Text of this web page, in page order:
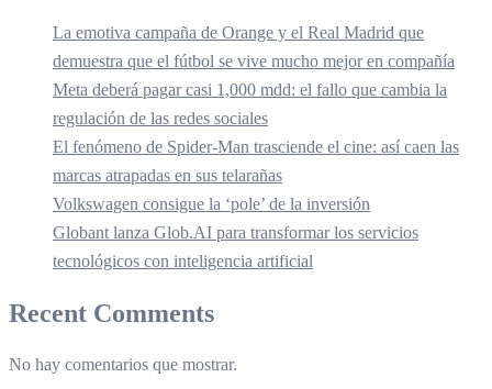
La emotiva campaña de Orange y el Real Madrid que
demuestra que el fútbol se vive mucho mejor en compañía
Meta deberá pagar casi 1,000 mdd: el fallo que cambia la
regulación de las redes sociales
El fenómeno de Spider-Man trasciende el cine: así caen las
marcas atrapadas en sus telarañas
Volkswagen consigue la ‘pole’ de la inversión
Globant lanza Glob.AI para transformar los servicios
tecnológicos con inteligencia artificial
Recent Comments
No hay comentarios que mostrar.